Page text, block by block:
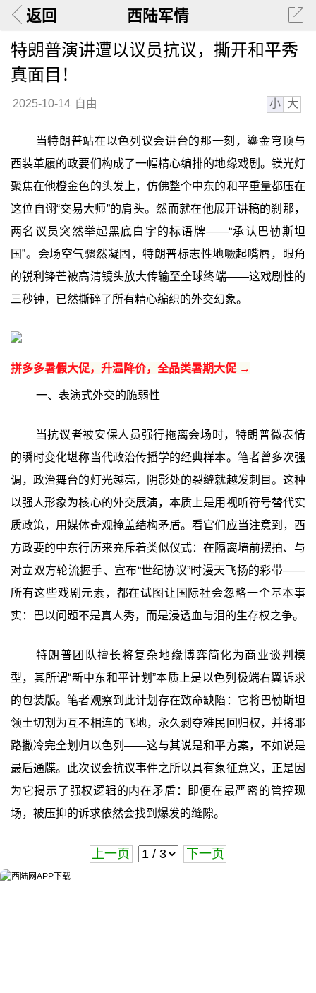
返回 西陆军情
特朗普演讲遭以议员抗议，撕开和平秀
真面目！
2025-10-14 自由 小 大
当特朗普站在以色列议会讲台的那一刻，鎏金穹顶与
西装革履的政要们构成了一幅精心编排的地缘戏剧。镁光灯
聚焦在他橙金色的头发上，仿佛整个中东的和平重量都压在
这位自诩“交易大师”的肩头。然而就在他展开讲稿的刹那，
两名议员突然举起黑底白字的标语牌——“承认巴勒斯坦
国”。会场空气骤然凝固，特朗普标志性地噘起嘴唇，眼角
的锐利锋芒被高清镜头放大传输至全球终端——这戏剧性的
三秒钟，已然撕碎了所有精心编织的外交幻象。
拼多多暑假大促，升温降价，全品类暑期大促 →
一、表演式外交的脆弱性
当抗议者被安保人员强行拖离会场时，特朗普微表情
的瞬时变化堪称当代政治传播学的经典样本。笔者曾多次强
调，政治舞台的灯光越亮，阴影处的裂缝就越发刺目。这种
以强人形象为核心的外交展演，本质上是用视听符号替代实
质政策，用媒体奇观掩盖结构矛盾。看官们应当注意到，西
方政要的中东行历来充斥着类似仪式：在隔离墙前摆拍、与
对立双方轮流握手、宣布“世纪协议”时漫天飞扬的彩带——
所有这些戏剧元素，都在试图让国际社会忽略一个基本事
实：巴以问题不是真人秀，而是浸透血与泪的生存权之争。
特朗普团队擅长将复杂地缘博弈简化为商业谈判模
型，其所谓“新中东和平计划”本质上是以色列极端右翼诉求
的包装版。笔者观察到此计划存在致命缺陷：它将巴勒斯坦
领土切割为互不相连的飞地，永久剥夺难民回归权，并将耶
路撒冷完全划归以色列——这与其说是和平方案，不如说是
最后通牒。此次议会抗议事件之所以具有象征意义，正是因
为它揭示了强权逻辑的内在矛盾：即便在最严密的管控现
场，被压抑的诉求依然会找到爆发的缝隙。
上一页 下一页